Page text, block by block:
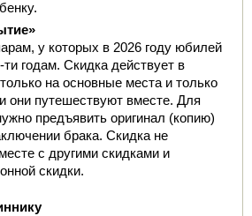
у которых в 2026 году юбилей
годам. Скидка действует в
на основные места и только
они путешествуют вместе. Для
предъявить оригинал (копию)
брака. Скидка не
с другими скидками и
скидки.